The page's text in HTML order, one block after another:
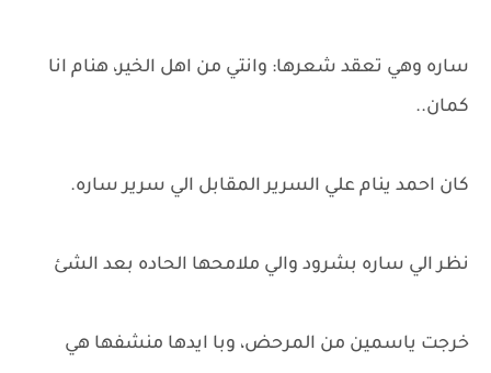
ساره وهي تعقد شعرها: وانتي من اهل الخير، هنام انا
كمان..
كان احمد ينام علي السرير المقابل الي سرير ساره.
نظر الي ساره بشرود والي ملامحها الحاده بعد الشئ
خرجت ياسمين من المرحض، وبا ايدها منشفها هي